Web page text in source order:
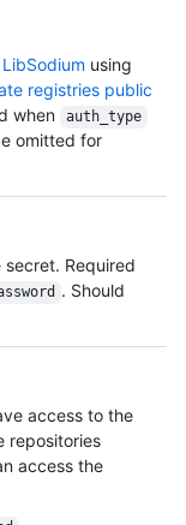
LibSodium using
registries public
when auth_type
omitted for
Required
. Should
access to the
repositories
access the